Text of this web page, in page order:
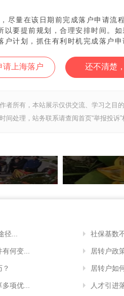
，尽量在该日期前完成落户申请流
要提前规划，合理安排时间。
计划，抓住有利时机完成落户申
请上海落户 还不清楚
者所有，本站展示仅供交流、学习之目
处理，站务联系请查阅首页“举报投诉”
...
何变...
项优...
社保基数
居转户政
居转户如
人才引进